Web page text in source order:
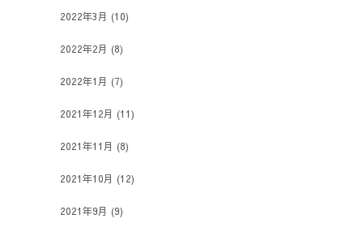
2022年3月 (10)
2022年2月 (8)
2022年1月 (7)
2021年12月 (11)
2021年11月 (8)
2021年10月 (12)
2021年9月 (9)